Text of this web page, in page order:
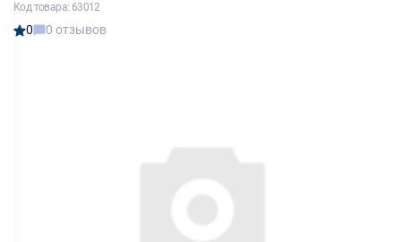
Код товара: 63012
0 0 отзывов